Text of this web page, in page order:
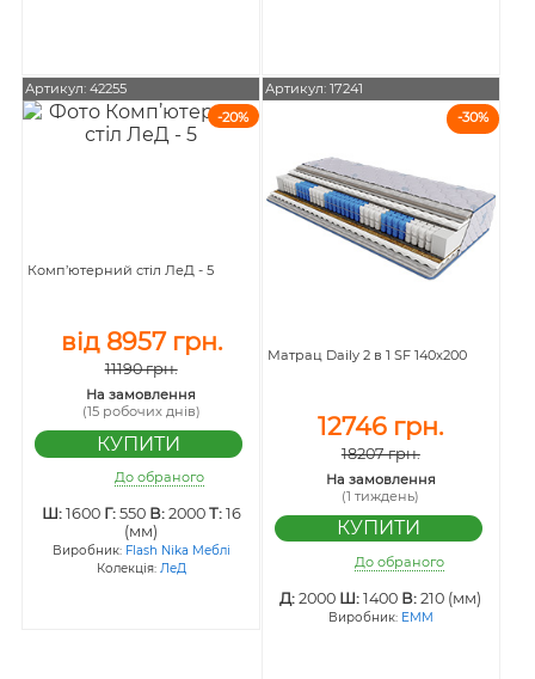
Артикул: 42255
-20%
Комп’ютерний стіл ЛеД - 5
від 8957 грн.
11190 грн.
На замовлення
(15 робочих днів)
До обраного
Ш: 1600Г: 550В: 2000Т: 16
(мм)
Виробник: Flash Nika Меблі
Колекція: ЛеД
Артикул: 17241
-30%
Матрац Daily 2 в 1 SF 140x200
12746 грн.
18207 грн.
На замовлення
(1 тиждень)
До обраного
Д:2000 Ш:1400 В:210 (мм)
Виробник: ЕММ